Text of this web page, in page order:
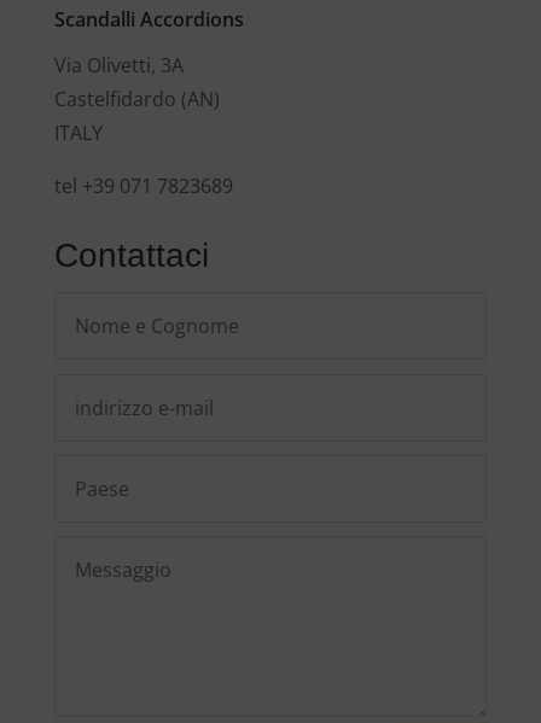
Scandalli Accordions
Via Olivetti, 3A
Castelfidardo (AN)
ITALY
tel +39 071 7823689
Contattaci